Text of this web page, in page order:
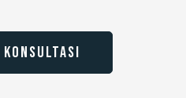
KONSULTASI